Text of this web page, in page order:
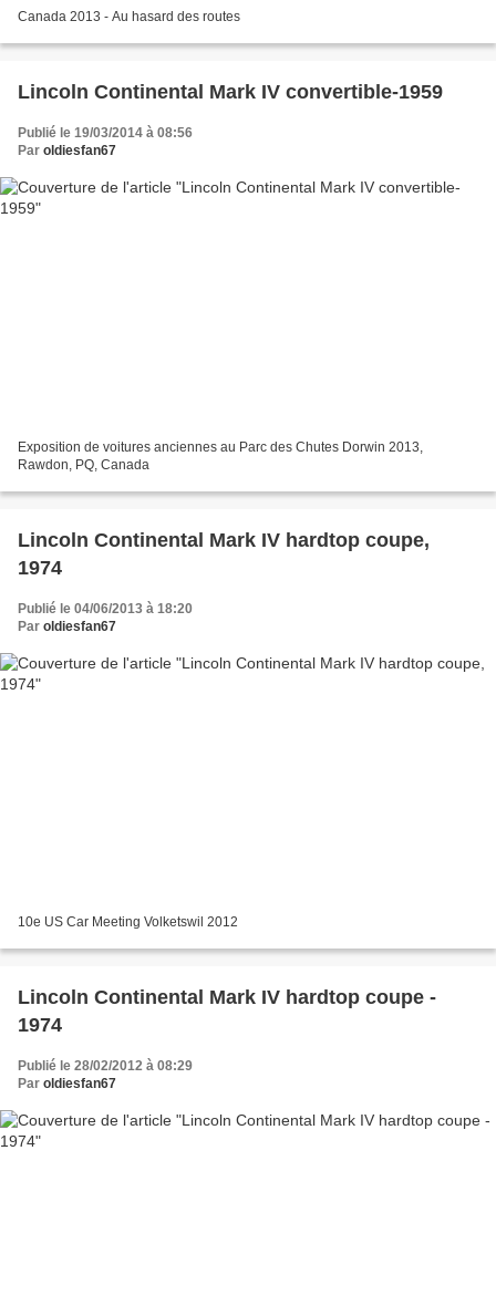
Canada 2013 - Au hasard des routes
Lincoln Continental Mark IV convertible-1959
Publié le 19/03/2014 à 08:56
Par oldiesfan67
Exposition de voitures anciennes au Parc des Chutes Dorwin 2013,
Rawdon, PQ, Canada
Lincoln Continental Mark IV hardtop coupe,
1974
Publié le 04/06/2013 à 18:20
Par oldiesfan67
10e US Car Meeting Volketswil 2012
Lincoln Continental Mark IV hardtop coupe -
1974
Publié le 28/02/2012 à 08:29
Par oldiesfan67